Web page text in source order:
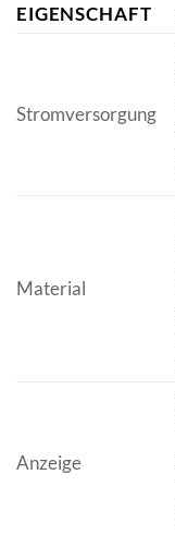
EIGENSCHAFT
Stromversorgung
Material
Anzeige